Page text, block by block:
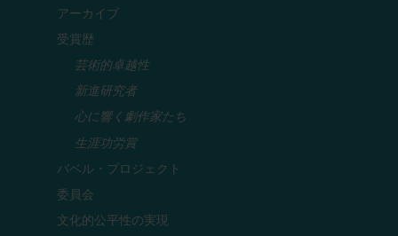
アーカイブ
受賞歴
芸術的卓越性
新進研究者
心に響く劇作家たち
生涯功労賞
バベル・プロジェクト
委員会
文化的公平性の実現